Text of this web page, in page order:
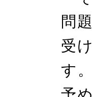
問
受
す。